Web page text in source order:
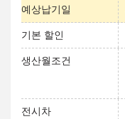
예상납기일
기본 할인
생산월조건
전시차